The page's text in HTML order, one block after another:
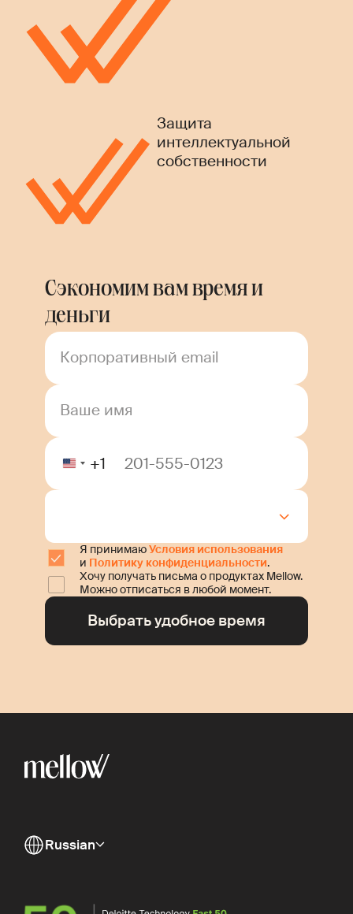
Защита
интеллектуальной
собственности
Сэкономим вам время и
деньги
Корпоративный email
Ваше имя
+1
Я принимаюУсловия использования
и Политику конфиденциальности.
Хочу получать письма о продуктах Mellow.
Можно отписаться в любой момент.
Russian